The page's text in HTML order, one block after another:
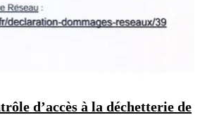
d’accès à la déchetterie de